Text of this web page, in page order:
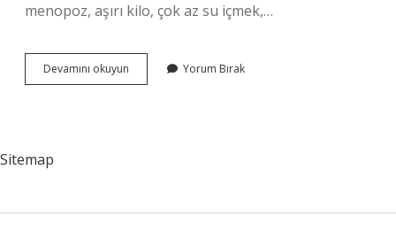
menopoz, aşırı kilo, çok az su içmek,…
Devamını okuyun
Atmak
Yorum Bırak
Sitemap